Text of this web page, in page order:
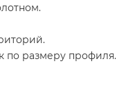
по размеру профиля.